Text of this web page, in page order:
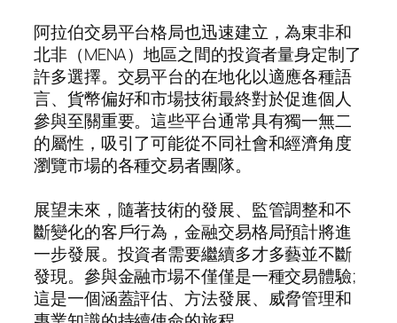
阿拉伯交易平台格局也迅速建立，為東非和
北非（MENA）地區之間的投資者量身定制了
許多選擇。交易平台的在地化以適應各種語
言、貨幣偏好和市場技術最終對於促進個人
參與至關重要。這些平台通常具有獨一無二
的屬性，吸引了可能從不同社會和經濟角度
瀏覽市場的各種交易者團隊。
展望未來，隨著技術的發展、監管調整和不
斷變化的客戶行為，金融交易格局預計將進
一步發展。投資者需要繼續多才多藝並不斷
發現。參與金融市場不僅僅是一種交易體驗;
這是一個涵蓋評估、方法發展、威脅管理和